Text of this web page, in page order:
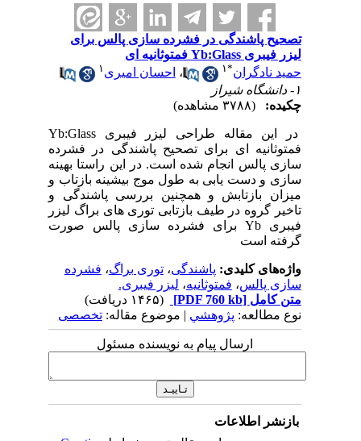
تصحیح پاشندگی در فشرده سازی پالس برای
لیزر فیبری Yb:Glass فمتوثانیه ای
حمید نادگران
*۱ ،احسان امیری۱
چکیده:
در این مقاله طراحی لیزر فیبری Yb:Glass
فمتوثانیه ای برای تصحیح پاشندگی در فشرده
سازی پالس انجام شده است. در این راستا بهینه
سازی و دست یابی به طول موج بیشینه بازتاب و
میزان بازتابش و همچنین بررسی پاشندگی و
تاخیر گروه در طیف بازتابی توری های براگ لیزر
فیبری Yb برای فشرده سازی پالس صورت
گرفته است
واژه‌های کلیدی:پاشندگی،توری براگ،فشرده
سازی پالس،فمتوثانیه،لیزر فیبری.
متن کامل[PDF 760 kb]
نوع مطالعه:پژوهشي| موضوع مقاله:تخصصی
ارسال پیام به نویسنده مسئول
بازنشر اطلاعات